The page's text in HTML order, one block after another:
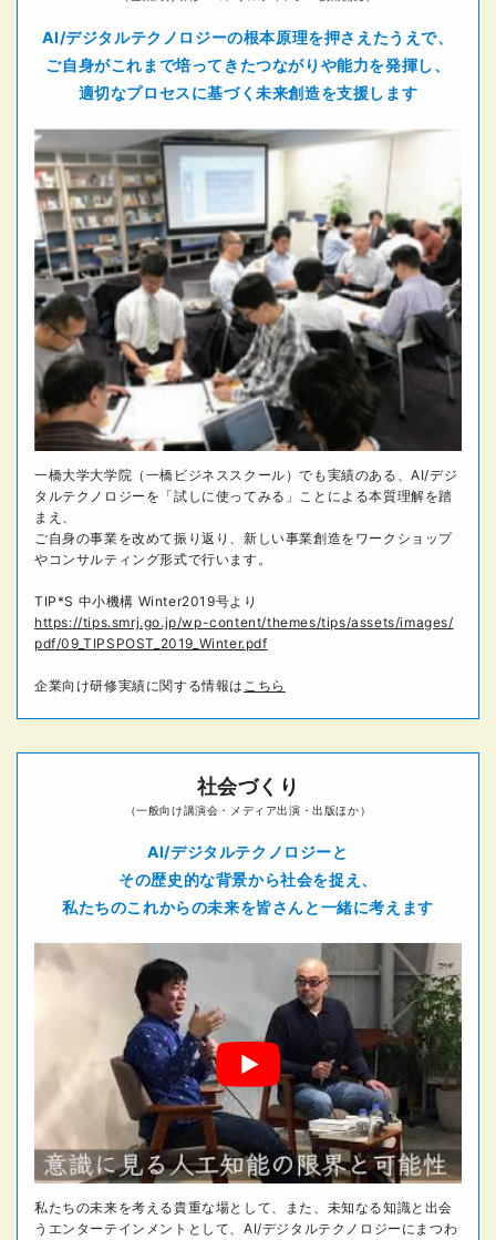
AI/デジタルテクノロジーの根本原理を押さえたうえで、
ご自身がこれまで培ってきたつながりや能力を発揮し、
適切なプロセスに基づく未来創造を支援します
一橋大学大学院（一橋ビジネススクール）でも実績のある、AI/デジ
タルテクノロジーを「試しに使ってみる」ことによる本質理解を踏
まえ、
ご自身の事業を改めて振り返り、新しい事業創造をワークショップ
やコンサルティング形式で行います。
TIP*S 中小機構 Winter2019号より
https://tips.smrj.go.jp/wp-content/themes/tips/assets/images/
pdf/09_TIPSPOST_2019_Winter.pdf
企業向け研修実績に関する情報は こちら
社会づくり
（一般向け講演会・メディア出演・出版ほか）
AI/デジタルテクノロジーと
その歴史的な背景から社会を捉え、
私たちのこれからの未来を皆さんと一緒に考えます
私たちの未来を考える貴重な場として、また、未知なる知識と出会
うエンターテインメントとして、AI/デジタルテクノロジーにまつわ